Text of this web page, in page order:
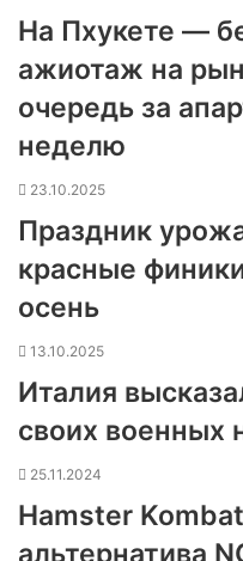
На Пхукете —
ажиотаж на
очередь за
неделю
23.10.2025
Праздник
красные
осень
13.10.2025
Италия
своих военных
25.11.2024
Hamster
альтернатива